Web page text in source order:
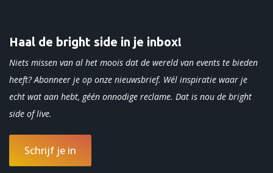
Haal de bright side in je inbox!
Niets missen van al het moois dat de wereld van events te bieden
heeft? Abonneer je op onze nieuwsbrief. Wél inspiratie waar je
echt wat aan hebt, géén onnodige reclame. Dat is nou de bright
side oflive.
Schrijf je in